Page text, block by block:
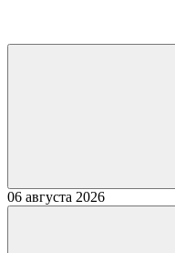
06 августа 2026